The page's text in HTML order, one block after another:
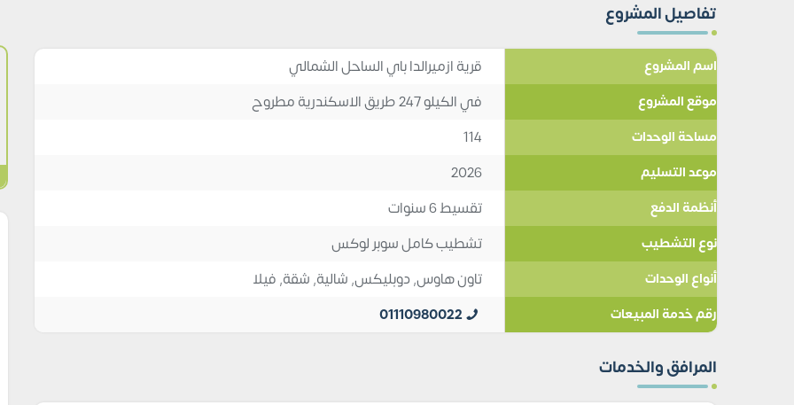
تفاصيل المشروع
اسم المشروع قرية ازميرالدا باي الساحل الشمالي
موقع المشروع في الكيلو 247 طريق الاسكندرية مطروح
مساحة الوحدات 114
موعد التسليم 2026
أنظمة الدفع تقسيط 6 سنوات
نوع التشطيب تشطيب كامل سوبر لوكس
أنواع الوحدات تاون هاوس,دوبليكس,شالية,شقة,فيلا
رقم خدمة المبيعات 01110980022
المرافق والخدمات